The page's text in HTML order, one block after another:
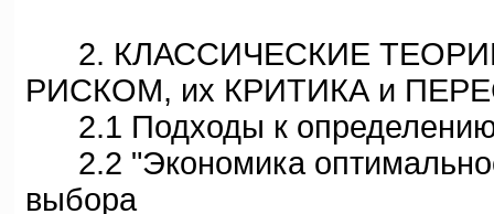
2. КЛАССИЧЕСКИЕ
РИСКОМ, их КРИТИКА и
2.1 Подходы к определению
2.2 "Экономика
выбора